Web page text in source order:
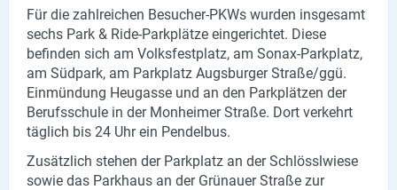
Für die zahlreichen Besucher-PKWs wurden insgesamt
sechs Park & Ride-Parkplätze eingerichtet. Diese
befinden sich am Volksfestplatz, am Sonax-Parkplatz,
am Südpark, am Parkplatz Augsburger Straße/ggü.
Einmündung Heugasse und an den Parkplätzen der
Berufsschule in der Monheimer Straße. Dort verkehrt
täglich bis 24 Uhr ein Pendelbus.
Zusätzlich stehen der Parkplatz an der Schlösslwiese
sowie das Parkhaus an der Grünauer Straße zur
Kontaktseite
Newsletter
AGB
Impressum
Datenschutz